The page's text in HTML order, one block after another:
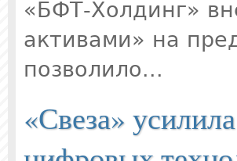
«БФТ-Холдинг»
активами» на
позволило...
«Свеза»